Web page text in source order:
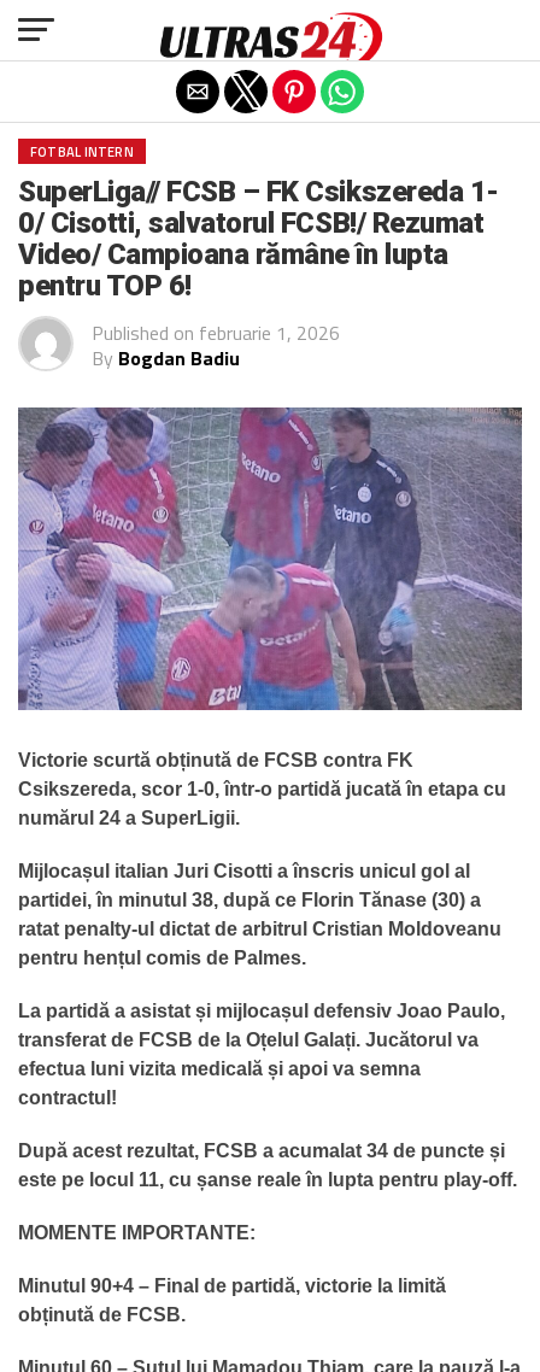
FOTBAL INTERN
SuperLiga// FCSB – FK Csikszereda 1-
0/ Cisotti, salvatorul FCSB!/ Rezumat
Video/ Campioana rămâne în lupta
pentru TOP 6!
Published on februarie 1, 2026
By Bogdan Badiu
Victorie scurtă obținută de FCSB contra FK
Csikszereda, scor 1-0, într-o partidă jucată în etapa cu
numărul 24 a SuperLigii.
Mijlocașul italian Juri Cisotti a înscris unicul gol al
partidei, în minutul 38, după ce Florin Tănase (30) a
ratat penalty-ul dictat de arbitrul Cristian Moldoveanu
pentru hențul comis de Palmes.
La partidă a asistat și mijlocașul defensiv Joao Paulo,
transferat de FCSB de la Oțelul Galați. Jucătorul va
efectua luni vizita medicală și apoi va semna
contractul!
După acest rezultat, FCSB a acumalat 34 de puncte și
este pe locul 11, cu șanse reale în lupta pentru play-off.
MOMENTE IMPORTANTE:
Minutul 90+4 – Final de partidă, victorie la limită
obținută de FCSB.
Minutul 60 – Șutul lui Mamadou Thiam, care la pauză l-a
Exit mobile version